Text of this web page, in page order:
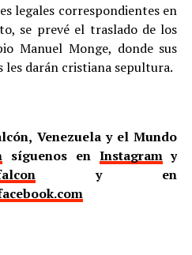
legales correspondientes en
se prevé el traslado de los
Manuel Monge, donde sus
les darán cristiana sepultura.
Venezuela y el Mundo
síguenos en Instagramy
y en